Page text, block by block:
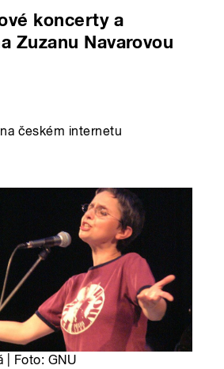
koncerty a
Zuzanu Navarovou
českém internetu
| Foto: GNU